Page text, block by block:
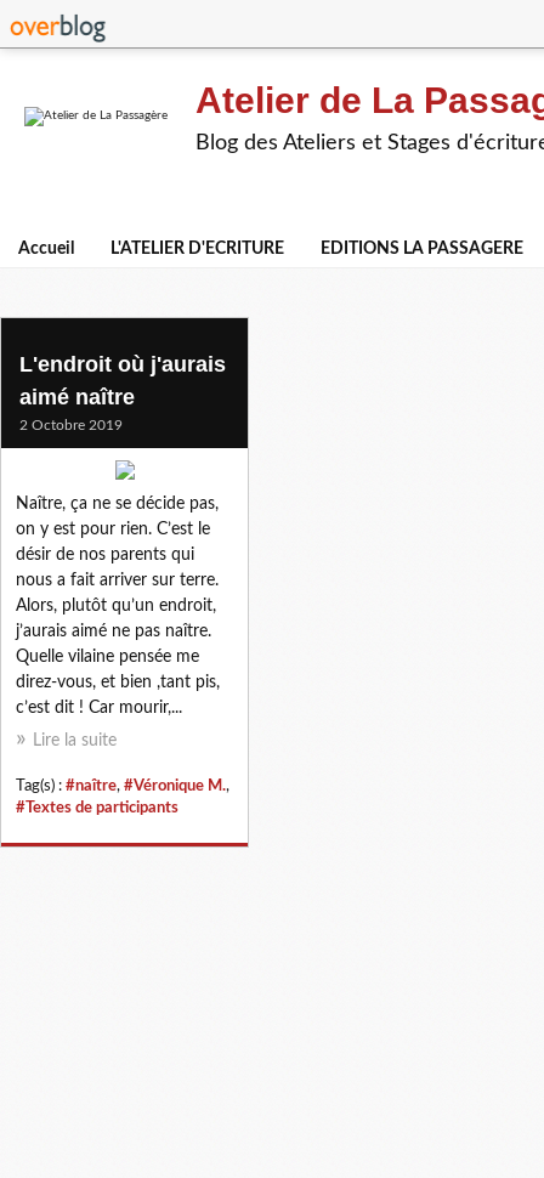
Atelier de La
Blog des Ateliers et Stages
Accueil L'ATELIER D'ECRITURE EDITIONS LA PASSAGERE
naitre
L'endroit où j'aurais
aimé naître
2 Octobre 2019
Naître, ça ne se décide pas,
on y est pour rien. C’est le
désir de nos parents qui
nous a fait arriver sur terre.
Alors, plutôt qu’un endroit,
j’aurais aimé ne pas naître.
Quelle vilaine pensée me
direz-vous, et bien ,tant pis,
c’est dit ! Car mourir,...
Lire la suite
Tag(s) : #naître, #Véronique M.,
#Textes de participants